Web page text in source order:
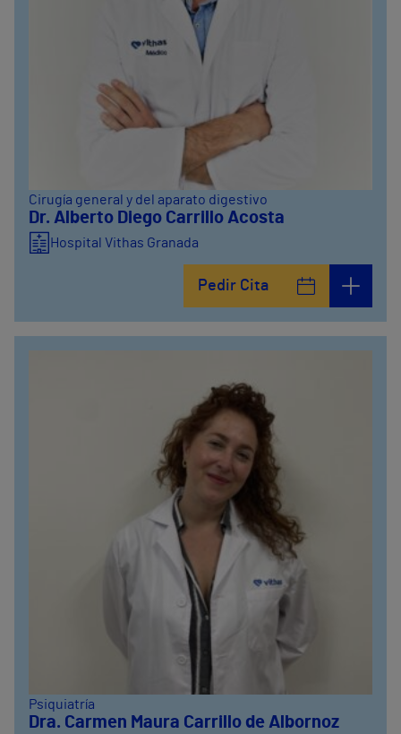
Cirugía general y del aparato digestivo
Dr. Alberto Diego Carrillo Acosta
Hospital Vithas Granada
Pedir Cita
Psiquiatría
Dra. Carmen Maura Carrillo de Albornoz